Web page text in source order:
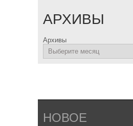
АРХИВЫ
Архивы
НОВОЕ